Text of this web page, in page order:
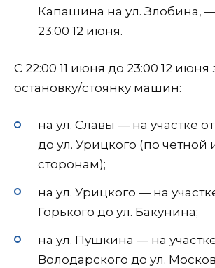
Капашина на ул. Злобина,
23:00 12 июня.
С 22:00 11 июня до 23:00 12 июня
остановку/стоянку машин:
на ул. Славы — на участке
до ул. Урицкого (по четной
сторонам);
на ул. Урицкого — на
Горького до ул. Бакунина;
на ул. Пушкина — на участке
Володарского до ул.